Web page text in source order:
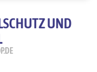
UND